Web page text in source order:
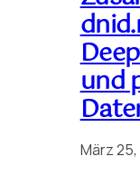
und
März